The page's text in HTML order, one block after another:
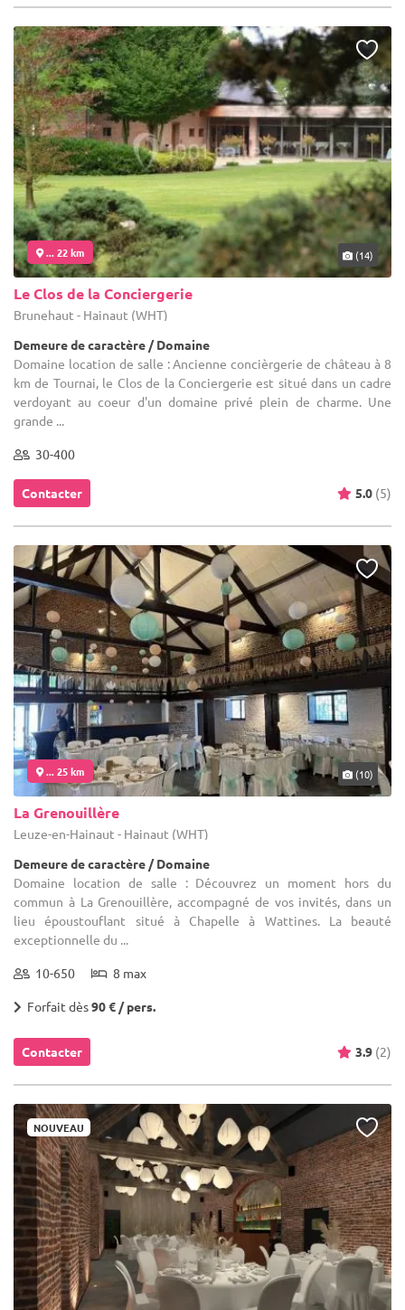
... 22 km (14)
Le Clos de la Conciergerie
Brunehaut - Hainaut (WHT)
Demeure de caractère / Domaine
Domaine location de salle : Ancienne concièrgerie de château à 8
km de Tournai, le Clos de la Conciergerie est situé dans un cadre
verdoyant au coeur d'un domaine privé plein de charme. Une
grande ...
30-400
Contacter 5.0 (5)
... 25 km (10)
La Grenouillère
Leuze-en-Hainaut - Hainaut (WHT)
Demeure de caractère / Domaine
Domaine location de salle : Découvrez un moment hors du
commun à La Grenouillère, accompagné de vos invités, dans un
lieu époustouflant situé à Chapelle à Wattines. La beauté
exceptionnelle du ...
10-650 8 max
Forfait dès90 € / pers.
Contacter 3.9 (2)
NOUVEAU